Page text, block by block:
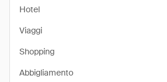
Hotel
Viaggi
Shopping
Abbigliamento